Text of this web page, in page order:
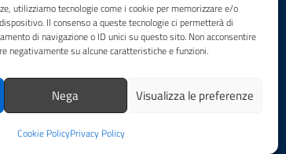
utilizziamo tecnologie come i cookie per memorizzare e/o
Il consenso a queste tecnologie ci permetterà di
di navigazione o ID unici su questo sito. Non acconsentire
negativamente su alcune caratteristiche e funzioni.
Nega Visualizza le preferenze
Cookie PolicyPrivacy Policy